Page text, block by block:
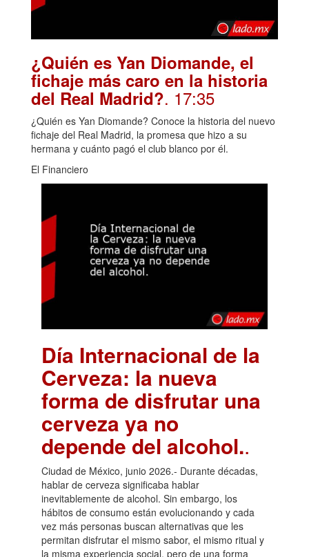
¿Quién es Yan Diomande, el
fichaje más caro en la historia
del Real Madrid?. 17:35
¿Quién es Yan Diomande? Conoce la historia del nuevo
fichaje del Real Madrid, la promesa que hizo a su
hermana y cuánto pagó el club blanco por él.
El Financiero
Día Internacional de la
Cerveza: la nueva
forma de disfrutar una
cerveza ya no
depende del alcohol..
Ciudad de México, junio 2026.- Durante décadas,
hablar de cerveza significaba hablar
inevitablemente de alcohol. Sin embargo, los
hábitos de consumo están evolucionando y cada
vez más personas buscan alternativas que les
permitan disfrutar el mismo sabor, el mismo ritual y
la misma experiencia social, pero de una forma